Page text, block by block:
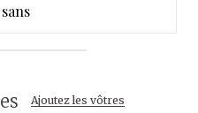
Ajoutez les vôtres